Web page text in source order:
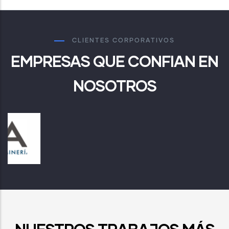
CLIENTES CORPORATIVOS
EMPRESAS QUE CONFIAN EN
NOSOTROS